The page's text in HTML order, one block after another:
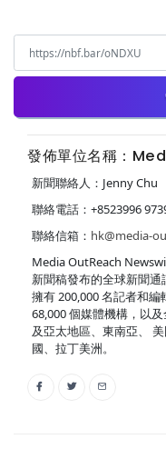
發佈單位名稱：
新聞聯絡人：Jenny Chu
聯絡電話：+8523996
聯絡信箱： hk@media-
Media OutReach
新聞稿發布的全球新聞通
擁有 200,000 名記者和編
68,000 個媒體機構，以
及亞太地區、東南亞、
國、拉丁美洲。